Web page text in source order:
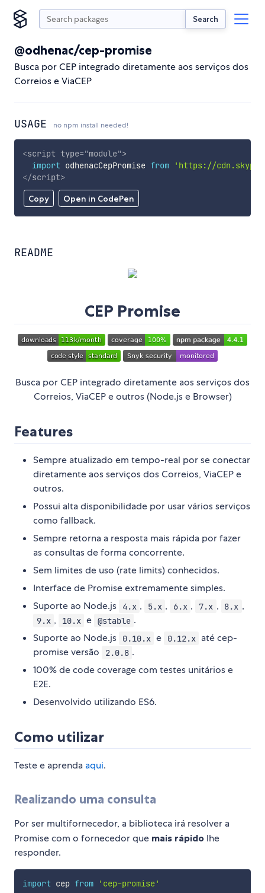
Search
@odhenac/cep-promise
Busca por CEP integrado diretamente aos serviços dos
Correios e ViaCEP
USAGE no npm install needed!
Copy Open in CodePen
<script type="module">
import odhenacCepPromise from
'https://
</script>
README
CEP Promise
Busca por CEP integrado diretamente aos serviços dos
Correios, ViaCEP e outros (Node.js e Browser)
Features
Sempre atualizado em tempo-real por se conectar
diretamente aos serviços dos Correios, ViaCEP e
outros.
Possui alta disponibilidade por usar vários serviços
como fallback.
Sempre retorna a resposta mais rápida por fazer
as consultas de forma concorrente.
Sem limites de uso (rate limits) conhecidos.
Interface de Promise extremamente simples.
Suporte ao Node.js
4.x , 5.x , 6.x , 7.x , 8.x ,
9.x , 10.x e @stable .
Suporte ao Node.js
0.10.x e 0.12.x até cep-
promise versão
2.0.8 .
100% de code coverage com testes unitários e
E2E.
Desenvolvido utilizando ES6.
Como utilizar
Teste e aprenda aqui.
Realizando uma consulta
Por ser multifornecedor, a biblioteca irá resolver a
Promise com o fornecedor que mais rápido lhe
responder.
import cep from 'cep-promise'